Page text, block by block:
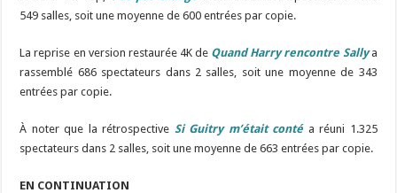
549 salles, soit une moyenne de 600 entrées par copie.
La reprise en version restaurée 4K de Quand Harry rencontre Sallya
rassemblé 686 spectateurs dans 2 salles, soit une moyenne de 343
entrées par copie.
À noter que larétrospective Si Guitry m’était contéa réuni 1.325
spectateurs dans 2 salles, soit une moyenne de 663 entrées par copie.
EN CONTINUATION